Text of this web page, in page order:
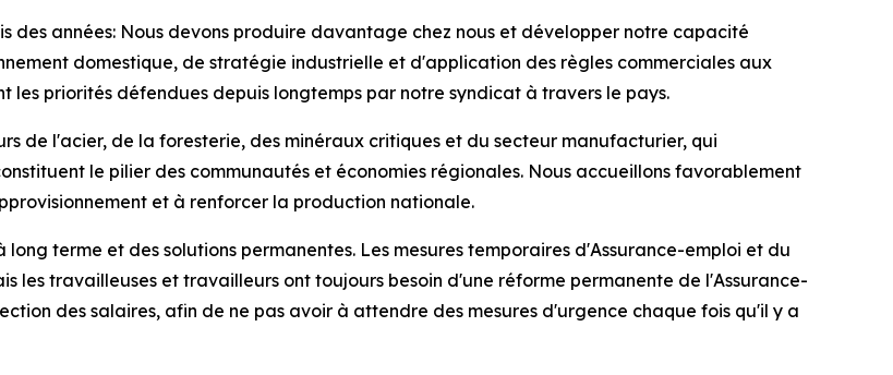
des années: Nous devons produire davantage chez nous et développer notre capacité
domestique, de stratégie industrielle et d'application des règles commerciales aux
priorités défendues depuis longtemps par notre syndicat à travers le pays.
de l'acier, de la foresterie, des minéraux critiques et du secteur manufacturier, qui
le pilier des communautés et économies régionales. Nous accueillons favorablement
et à renforcer la production nationale.
terme et des solutions permanentes. Les mesures temporaires d'Assurance-emploi et du
travailleuses et travailleurs ont toujours besoin d'une réforme permanente de l'Assurance-
des salaires, afin de ne pas avoir à attendre des mesures d'urgence chaque fois qu'il y a